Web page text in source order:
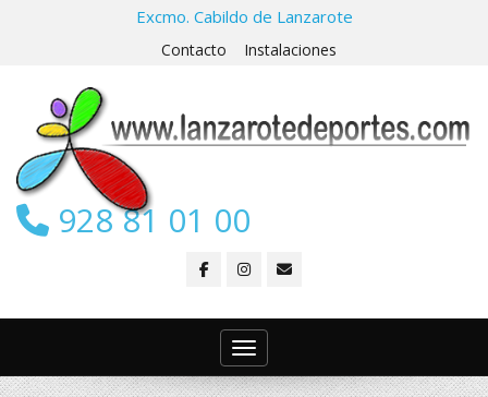
Excmo. Cabildo de Lanzarote
Contacto Instalaciones
928 81 01 00
Toggle navigation